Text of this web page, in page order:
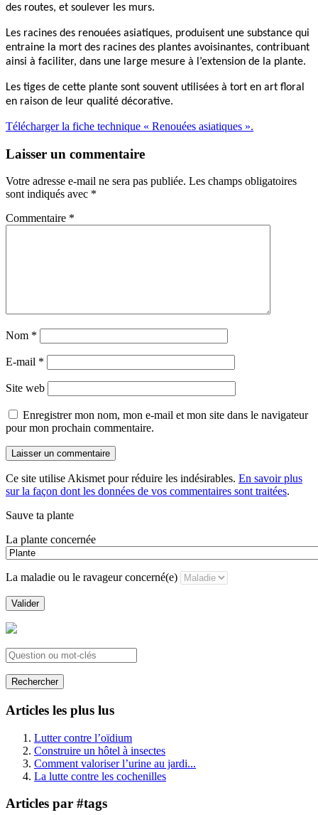
des routes, et soulever les murs.
Les racines des renouées asiatiques, produisent une substance qui
entraine la mort des racines des plantes avoisinantes, contribuant
ainsi à faciliter, dans une large mesure à l’extension de la plante.
Les tiges de cette plante sont souvent utilisées à tort en art floral
en raison de leur qualité décorative.
Télécharger la fiche technique « Renouées asiatiques ».
Laisser un commentaire
Votre adresse e-mail ne sera pas publiée. Les champs obligatoires
sont indiqués avec *
Commentaire *
Nom *
E-mail *
Site web
Enregistrer mon nom, mon e-mail et mon site dans le navigateur
pour mon prochain commentaire.
Ce site utilise Akismet pour réduire les indésirables. En savoir plus
sur la façon dont les données de vos commentaires sont traitées.
Sauve ta plante
La plante concernée
La maladie ou le ravageur concerné(e)
Valider
Rechercher
Articles les plus lus
Lutter contre l’oïdium
Construire un hôtel à insectes
Comment valoriser l’urine au jardi...
La lutte contre les cochenilles
Articles par #tags